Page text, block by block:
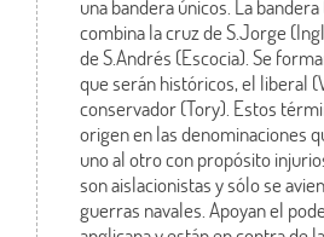
una bandera únicos. La
combina la cruz de S.Jorge
de S.Andrés (Escocia). Se
que serán históricos, el liberal
conservador (Tory). Estos
origen en las denominaciones
uno al otro con propósito
son aislacionistas y sólo se
guerras navales. Apoyan el